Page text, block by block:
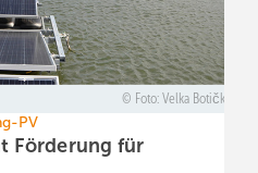
Foto: Velka Botička
PV
Förderung für